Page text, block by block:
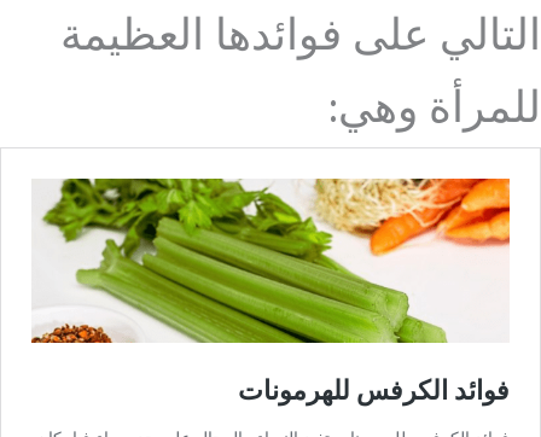
التالي على فوائدها العظيمة
للمرأة وهي: